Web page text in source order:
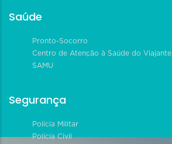
Saúde
Pronto-Socorro
Centro de Atenção à Saúde do Viajante
SAMU
Segurança
Polícia Militar
Polícia Civil